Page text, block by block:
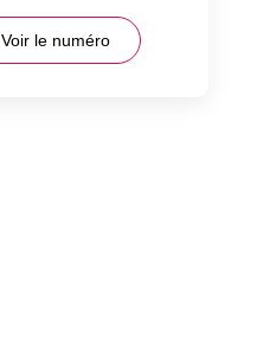
Voir le numéro